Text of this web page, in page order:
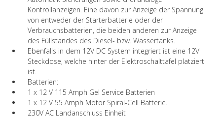
Kontrollanzeigen. Eine davon zur Anzeige der Spannung
von entweder der Starterbatterie oder der
Verbrauchsbatterien, die beiden anderen zur Anzeige
des Füllstandes des Diesel- bzw. Wassertanks.
Ebenfalls in dem 12V DC System integriert ist eine 12V
Steckdose, welche hinter der Elektroschalttafel platziert
ist.
Batterien:
1 x 12 V 115 Amph Gel Service Batterien
1 x 12 V 55 Amph Motor Spiral-Cell Batterie.
230V AC Landanschluss Einheit